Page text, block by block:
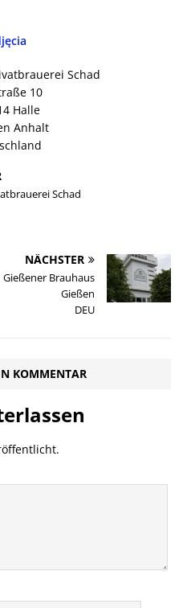
Schad
10
Halle
Anhalt
Schad
NÄCHSTER
Gießener Brauhaus
Gießen
DEU
KOMMENTAR